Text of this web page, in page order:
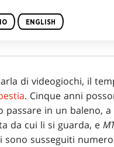
di videogiochi, il
. Cinque anni
passare in un baleno,
da cui li si guarda, e
sono susseguiti
ENGLISH